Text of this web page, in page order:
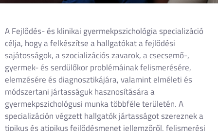
A Fejlődés- és klinikai gyermekpszichológia specializáció
célja, hogy a felkészítse a hallgatókat a fejlődési
sajátosságok, a szocializációs zavarok, a csecsemő-,
gyermek- és serdülőkor problémáinak felismerésére,
elemzésére és diagnosztikájára, valamint elméleti és
módszertani jártasságuk hasznosítására a
gyermekpszichológusi munka többféle területén. A
specializáción végzett hallgatók jártasságot szereznek a
tipikus és atipikus fejlődésmenet jellemzőről, felismerési